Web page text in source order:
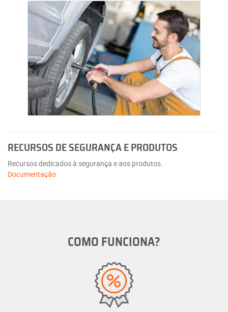
RECURSOS DE SEGURANÇA E PRODUTOS
Recursos dedicados à segurança e aos produtos.
Documentação
COMO FUNCIONA?